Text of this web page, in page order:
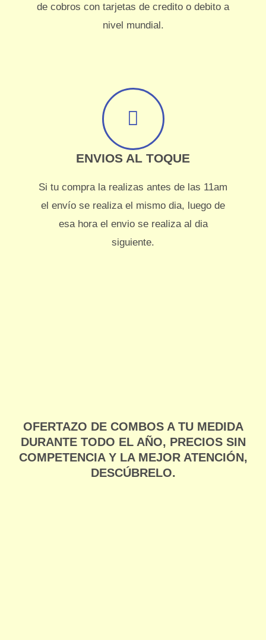
de cobros con tarjetas de credito o debito a
nivel mundial.
ENVIOS AL TOQUE
Si tu compra la realizas antes de las 11am
el envío se realiza el mismo dia, luego de
esa hora el envio se realiza al dia
siguiente.
OFERTAZO DE COMBOS A TU MEDIDA
DURANTE TODO EL AÑO, PRECIOS SIN
COMPETENCIA Y LA MEJOR ATENCIÓN,
DESCÚBRELO.